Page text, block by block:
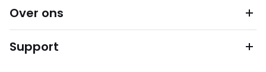
Over ons
Support